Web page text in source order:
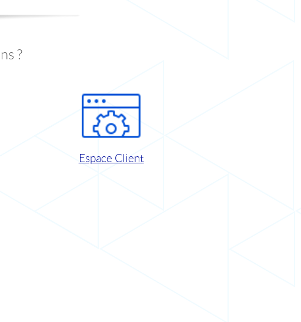
?
Espace Client